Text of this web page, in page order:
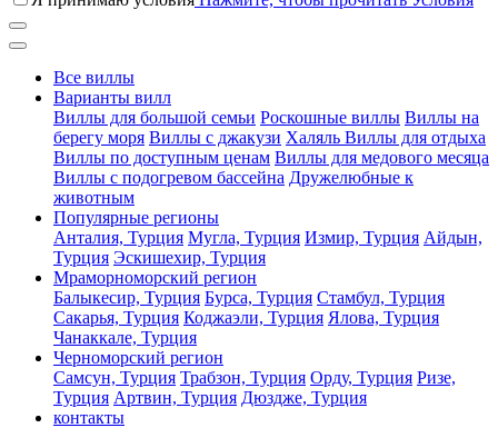
Все виллы
Варианты вилл
Виллы для большой семьи Роскошные виллы Виллы на
берегу моря Виллы с джакузи Халяль Виллы для отдыха
Виллы по доступным ценам Виллы для медового месяца
Виллы с подогревом бассейна Дружелюбные к
животным
Популярные регионы
Анталия, Турция Мугла, Турция Измир, Турция Айдын,
Турция Эскишехир, Турция
Мраморноморский регион
Балыкесир, Турция Бурса, Турция Стамбул, Турция
Сакарья, Турция Коджаэли, Турция Ялова, Турция
Чанаккале, Турция
Черноморский регион
Самсун, Турция Трабзон, Турция Орду, Турция Ризе,
Турция Артвин, Турция Дюздже, Турция
контакты